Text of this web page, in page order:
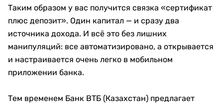
Таким образом у вас получится связка «сертификат
плюс депозит». Один капитал — и сразу два
источника дохода. И всё это без лишних
манипуляций: все автоматизировано, а открывается
и настраивается очень легко в мобильном
приложении банка.
Тем временем Банк ВТБ (Казахстан) предлагает